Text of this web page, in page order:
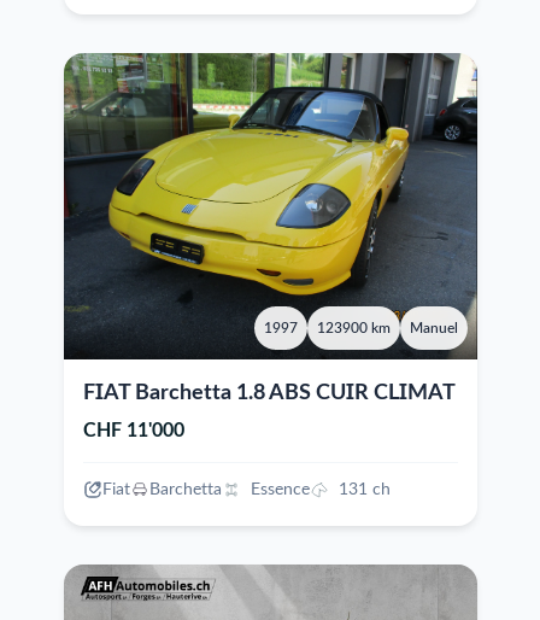
1997 123900 km Manuel
FIAT Barchetta 1.8 ABS CUIR CLIMAT
CHF 11'000
Fiat Barchetta Essence 131 ch